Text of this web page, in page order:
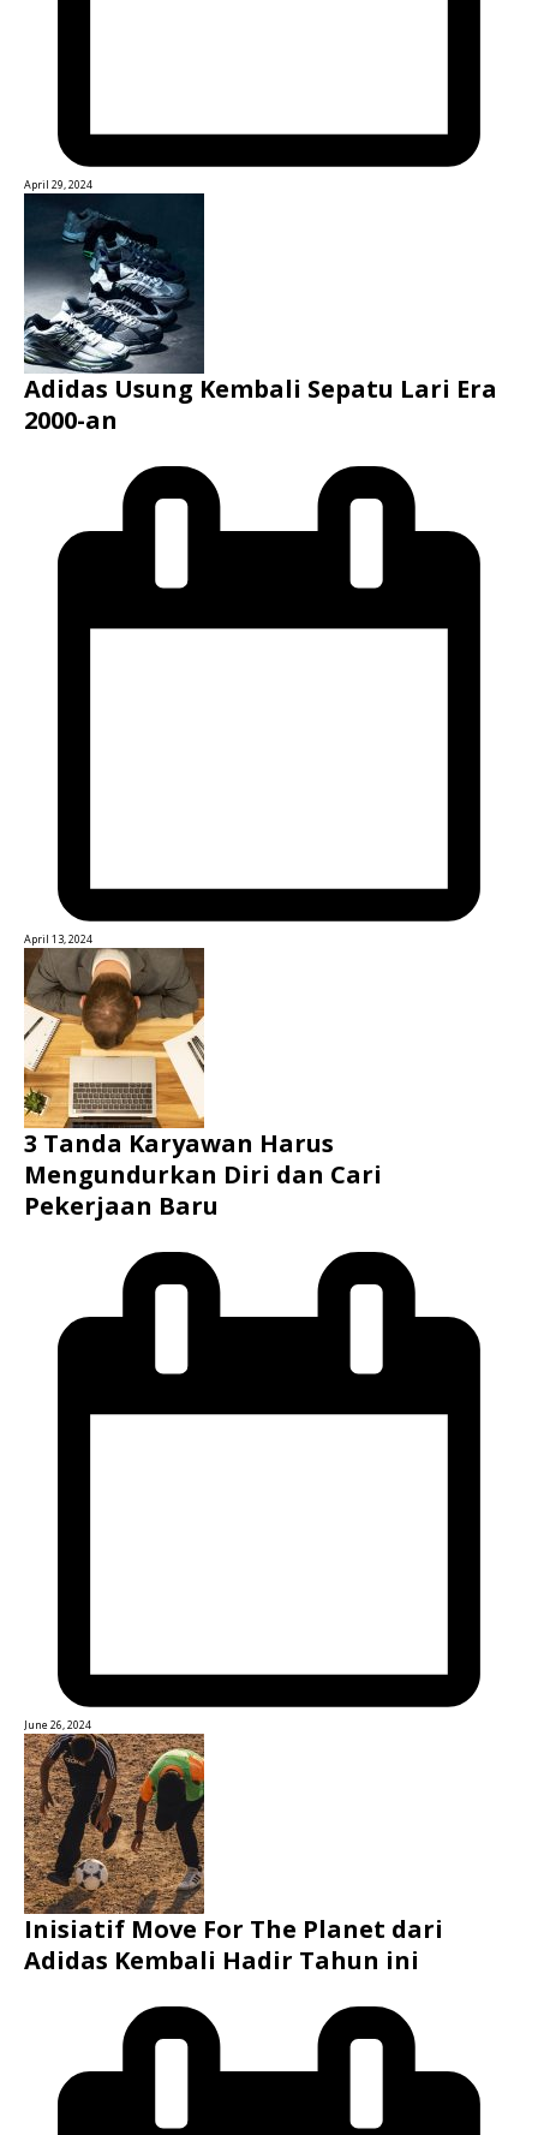
April 29, 2024
Adidas Usung Kembali Sepatu Lari Era
2000-an
April 13, 2024
3 Tanda Karyawan Harus
Mengundurkan Diri dan Cari
Pekerjaan Baru
June 26, 2024
Inisiatif Move For The Planet dari
Adidas Kembali Hadir Tahun ini